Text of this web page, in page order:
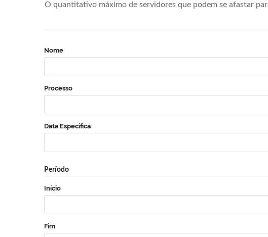
O quantitativo máximo de servidores que podem se afastar
Nome
Processo
Data Específica
Período
Início
Fim